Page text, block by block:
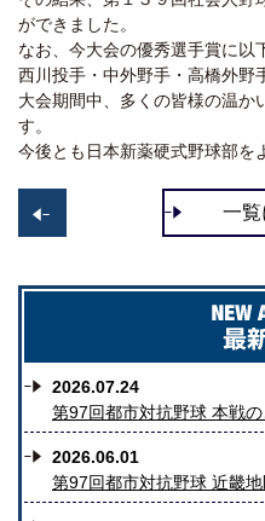
ができました。
なお、今大会の優秀選手賞に以
西川投手・中外野手・高橋外野
大会期間中、多くの皆様の温か
す。
今後とも日本新薬硬式野球部を
一覧
2026.07.24
第97回都市対抗野球 本戦
2026.06.01
第97回都市対抗野球 近畿